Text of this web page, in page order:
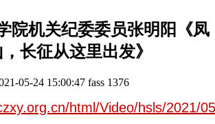
院机关纪委委员张明阳《凤
长征从这里出发》
05-24 15:00:47 fass 1376
html/Video/hsls/2021/